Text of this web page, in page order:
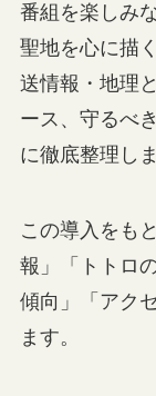
番組を楽しみ
聖地を心に描
送情報・地理
ース、守るべ
に徹底整理しま
この導入をも
報」「トトロ
傾向」「アク
ます。